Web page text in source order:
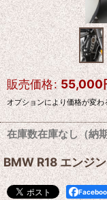
販売価格: 55,000
オプションにより価格が変わ
在庫数在庫なし（納
BMW R18 エンジ